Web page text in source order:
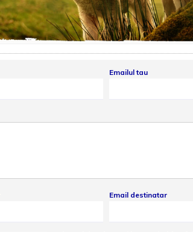
Emailul tau
Email destinatar